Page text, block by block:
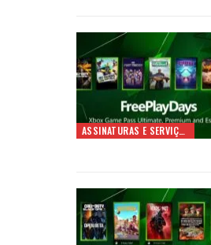
ASSINATURAS E SERVIÇOS